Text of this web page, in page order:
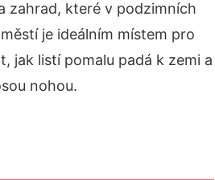
zahrad, které v podzimních
je ideálním místem pro
jak listí pomalu padá k zemi a
nohou.